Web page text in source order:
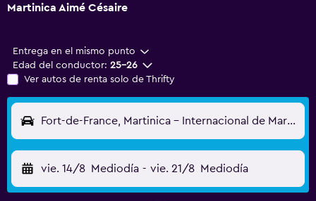
Martinica Aimé Césaire
Entrega en el mismo punto
Edad del conductor: 25-26
Ver autos de renta solo de Thrifty
Fort-de-France, Martinica - Internacional de Martinica Aimé Césaire (FDF)
vie. 14/8 Mediodía - vie. 21/8 Mediodía